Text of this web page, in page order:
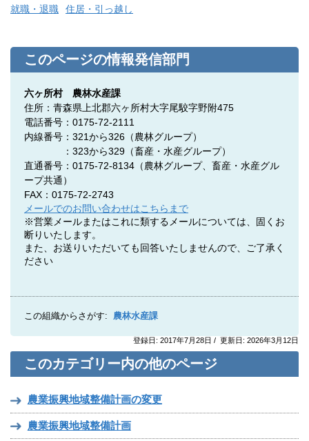
就職・退職
住居・引っ越し
このページの情報発信部門
六ヶ所村 農林水産課
住所：青森県上北郡六ヶ所村大字尾駮字野附475
電話番号：0175-72-2111
内線番号：321から326（農林グループ）
：323から329（畜産・水産グループ）
直通番号：0175-72-8134 （農林グループ、 畜産・水産グル
ープ共通 ）
FAX：0175-72-2743
メールでのお問い合わせはこちらまで
※営業メールまたはこれに類するメールについては、固くお
断りいたします。
また、お送りいただいても回答いたしませんので、ご了承く
ださい
この組織からさがす: 農林水産課
登録日: 2017年7月28日 / 更新日: 2026年3月12日
このカテゴリー内の他のページ
農業振興地域整備計画の変更
農業振興地域整備計画